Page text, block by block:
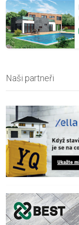
Naši partneři